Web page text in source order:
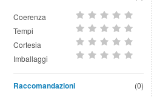
Coerenza
Tempi
Cortesia
Imballaggi
(0)
Raccomandazioni